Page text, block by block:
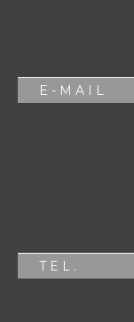
E-MAIL
TEL.